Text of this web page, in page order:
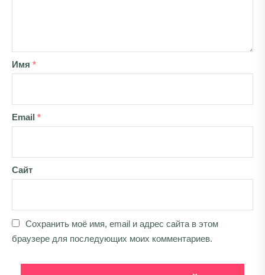
Имя *
Email *
Сайт
Сохранить моё имя, email и адрес сайта в этом
браузере для последующих моих комментариев.